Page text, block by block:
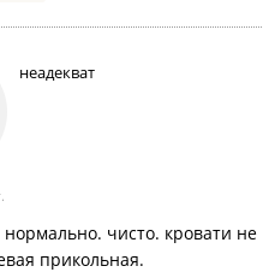
ничего не работает это
неадекват
нормально. чисто. кровати не
прикольная.